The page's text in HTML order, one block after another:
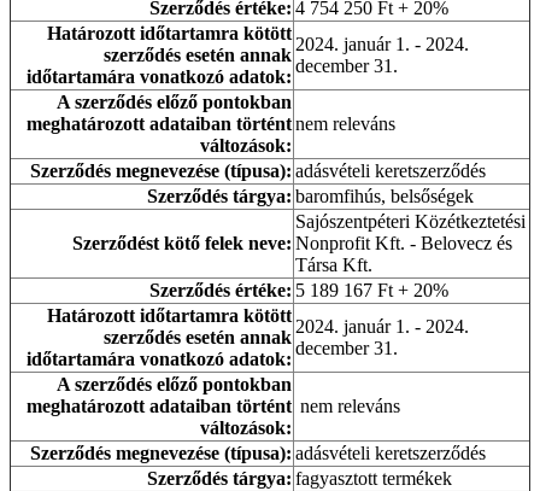
Szerződés értéke: 4 754 250 Ft + 20%
Határozott időtartamra kötött
szerződés esetén annak
időtartamára vonatkozó adatok:
2024. január 1. - 2024.
december 31.
A szerződés előző pontokban
meghatározott adataiban történt
változások:
nem releváns
Szerződés megnevezése (típusa): adásvételi keretszerződés
Szerződés tárgya: baromfihús, belsőségek
Szerződést kötő felek neve:
Sajószentpéteri Közétkeztetési
Nonprofit Kft. - Belovecz és
Társa Kft.
Szerződés értéke: 5 189 167 Ft + 20%
Határozott időtartamra kötött
szerződés esetén annak
időtartamára vonatkozó adatok:
2024. január 1. - 2024.
december 31.
A szerződés előző pontokban
meghatározott adataiban történt
változások:
nem releváns
Szerződés megnevezése (típusa): adásvételi keretszerződés
Szerződés tárgya: fagyasztott termékek